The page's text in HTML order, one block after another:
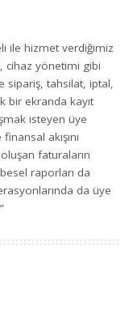
ile hizmet verdiğimiz
cihaz yönetimi gibi
sipariş, tahsilat, iptal,
bir ekranda kayıt
isteyen üye
akışını
faturaların
raporları da
da üye